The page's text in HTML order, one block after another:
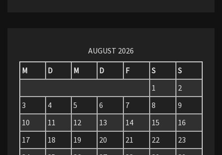
AUGUST 2026
M
D M D F S
S
1
2
3
4 5 6 7 8
9
10
11 12 13 14 15
16
17
18 19 20 21 22
23